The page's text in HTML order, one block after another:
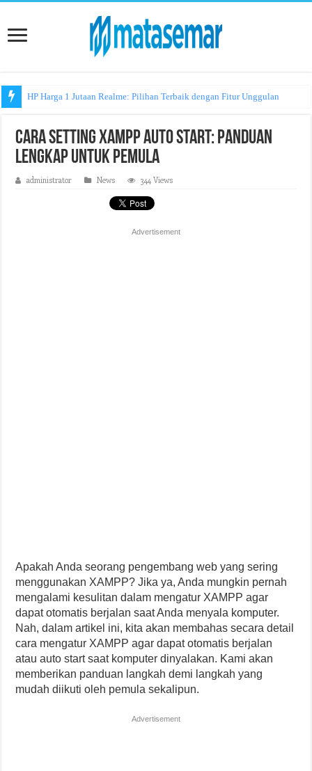
HP Harga 1 Jutaan Realme: Pilihan Terbaik dengan Fitur Unggulan
Cara Setting XAMPP Auto Start: Panduan
Lengkap untuk Pemula
administrator News 344 Views
Advertisement
Apakah Anda seorang pengembang web yang sering
menggunakan XAMPP? Jika ya, Anda mungkin pernah
mengalami kesulitan dalam mengatur XAMPP agar
dapat otomatis berjalan saat Anda menyala komputer.
Nah, dalam artikel ini, kita akan membahas secara detail
cara mengatur XAMPP agar dapat otomatis berjalan
atau auto start saat komputer dinyalakan. Kami akan
memberikan panduan langkah demi langkah yang
mudah diikuti oleh pemula sekalipun.
Advertisement